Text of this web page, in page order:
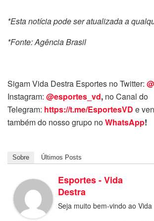
*Esta notícia pode ser atualizada a
*Fonte: Agência Brasil
Sigam Vida Destra Esportes no Twitter:
Instagram: @esportes_vd, no Canal do
Telegram: https://t.me/EsportesVD e
também do nosso grupo noWhatsApp!
Sobre Últimos Posts
Esportes - Vida
Destra
Seja muito bem-vindo ao